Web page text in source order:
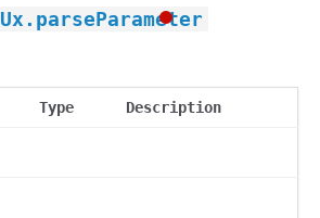
Ux.parseParameter
Type Description